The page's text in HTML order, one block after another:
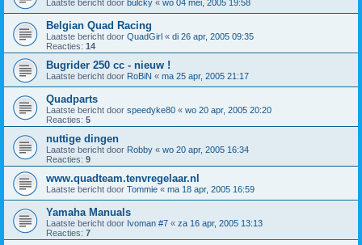
Laatste bericht door bulcky « wo 04 mei, 2005 19:58
Belgian Quad Racing
Laatste bericht door QuadGirl « di 26 apr, 2005 09:35
Reacties: 14
Bugrider 250 cc - nieuw !
Laatste bericht door RoBiN « ma 25 apr, 2005 21:17
Quadparts
Laatste bericht door speedyke80 « wo 20 apr, 2005 20:20
Reacties: 5
nuttige dingen
Laatste bericht door Robby « wo 20 apr, 2005 16:34
Reacties: 9
www.quadteam.tenvregelaar.nl
Laatste bericht door Tommie « ma 18 apr, 2005 16:59
Yamaha Manuals
Laatste bericht door Ivoman #7 « za 16 apr, 2005 13:13
Reacties: 7